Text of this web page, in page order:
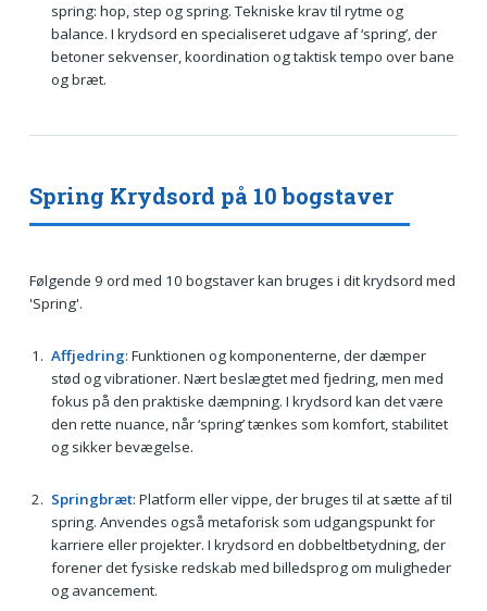
spring: hop, step og spring. Tekniske krav til rytme og
balance. I krydsord en specialiseret udgave af ‘spring’, der
betoner sekvenser, koordination og taktisk tempo over bane
og bræt.
Spring Krydsord på 10 bogstaver
Følgende 9 ord med 10 bogstaver kan bruges i dit krydsord med
'Spring'.
Affjedring: Funktionen og komponenterne, der dæmper
stød og vibrationer. Nært beslægtet med fjedring, men med
fokus på den praktiske dæmpning. I krydsord kan det være
den rette nuance, når ‘spring’ tænkes som komfort, stabilitet
og sikker bevægelse.
Springbræt: Platform eller vippe, der bruges til at sætte af til
spring. Anvendes også metaforisk som udgangspunkt for
karriere eller projekter. I krydsord en dobbeltbetydning, der
forener det fysiske redskab med billedsprog om muligheder
og avancement.